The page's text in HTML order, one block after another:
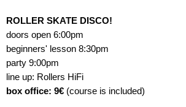
ROLLER SKATE DISCO!
doors open 6:00pm
beginners' lesson 8:30pm
party 9:00pm
line up: Rollers HiFi
box office: 9€ (course is included)